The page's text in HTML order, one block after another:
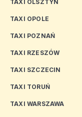
TAXI OLSZTYN
TAXI OPOLE
TAXI POZNAŃ
TAXI RZESZÓW
TAXI SZCZECIN
TAXI TORUŃ
TAXI WARSZAWA